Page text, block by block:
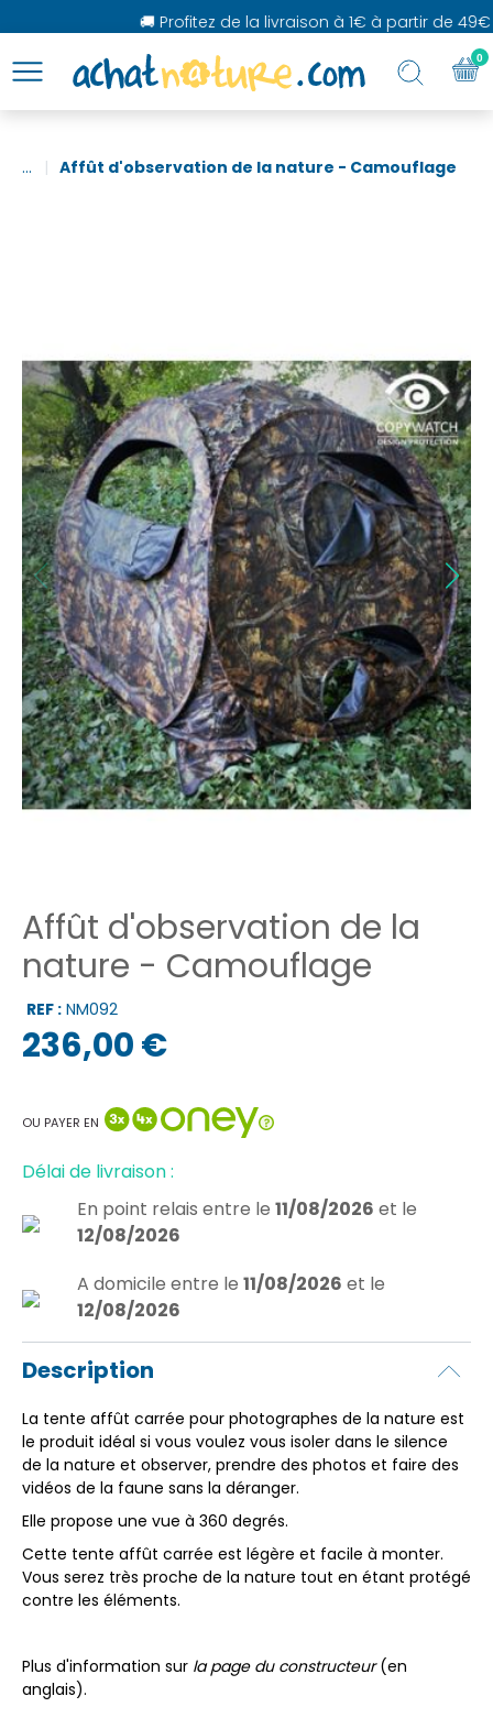
🚚 Profitez de la livraison à 1€ à partir de 49€
... Affût d'observation de la nature - Camouflage
Affût d'observation de la
nature - Camouflage
REF : NM092
236,00 €
OU PAYER EN
Délai de livraison :
En point relais entre le 11/08/2026 et le
12/08/2026
A domicile entre le 11/08/2026 et le
12/08/2026
Description
La tente affût carrée pour photographes de la nature est
le produit idéal si vous voulez vous isoler dans le silence
de la nature et observer, prendre des photos et faire des
vidéos de la faune sans la déranger.
Elle propose une vue à 360 degrés.
Cette tente affût carrée est légère et facile à monter.
Vous serez très proche de la nature tout en étant protégé
contre les éléments.
Plus d'information sur la page du constructeur(en
anglais).
0